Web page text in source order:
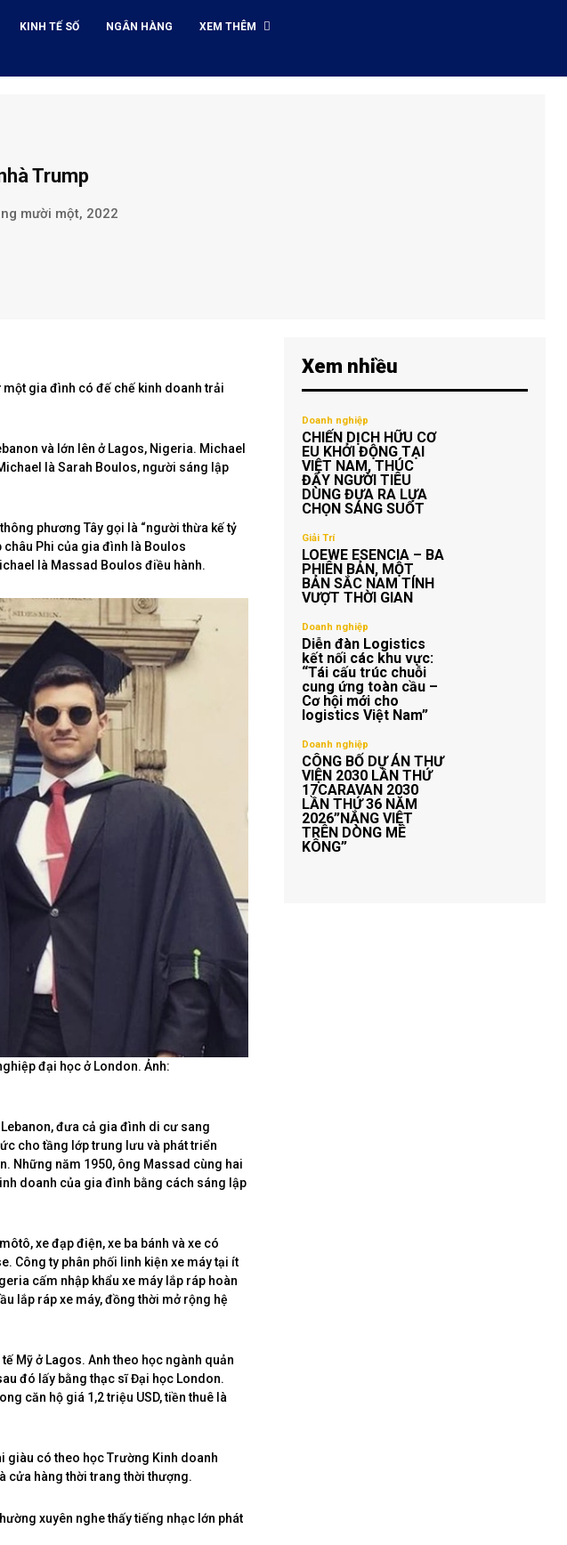
KINH TẾ SỐ NGÂN HÀNG XEM THÊM
Trump
mười một, 2022
gia đình có đế chế kinh doanh trải
và lớn lên ở Lagos, Nigeria. Michael
là Sarah Boulos, người sáng lập
phương Tây gọi là “người thừa kế tỷ
châu Phi của gia đình là Boulos
là Massad Boulos điều hành.
đại học ở London. Ảnh:
đưa cả gia đình di cư sang
cho tầng lớp trung lưu và phát triển
Những năm 1950, ông Massad cùng hai
doanh của gia đình bằng cách sáng lập
xe đạp điện, xe ba bánh và xe có
Công ty phân phối linh kiện xe máy tại ít
cấm nhập khẩu xe máy lắp ráp hoàn
lắp ráp xe máy, đồng thời mở rộng hệ
Mỹ ở Lagos. Anh theo học ngành quản
đó lấy bằng thạc sĩ Đại học London.
căn hộ giá 1,2 triệu USD, tiền thuê là
giàu có theo học Trường Kinh doanh
cửa hàng thời trang thời thượng.
xuyên nghe thấy tiếng nhạc lớn phát
Xem nhiều
Doanh nghiệp
CHIẾN DỊCH HỮU CƠ
EU KHỞI ĐỘNG TẠI
VIỆT NAM, THÚC
ĐẨY NGƯỜI TIÊU
DÙNG ĐƯA RA LỰA
CHỌN SÁNG SUỐT
Giải Trí
LOEWE ESENCIA – BA
PHIÊN BẢN, MỘT
BẢN SẮC NAM TÍNH
VƯỢT THỜI GIAN
Doanh nghiệp
Diễn đàn Logistics
kết nối các khu vực:
“Tái cấu trúc chuỗi
cung ứng toàn cầu –
Cơ hội mới cho
logistics Việt Nam”
Doanh nghiệp
CÔNG BỐ DỰ ÁN THƯ
VIỆN 2030 LẦN THỨ
17CARAVAN 2030
LẦN THỨ 36 NĂM
2026”NẮNG VIỆT
TRÊN DÒNG MÊ
KÔNG”